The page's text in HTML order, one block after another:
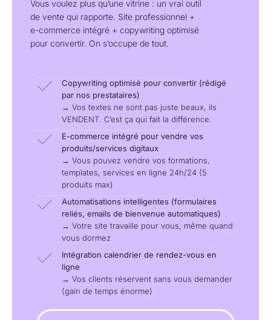
Vous voulez plus qu’une vitrine : un vrai outil
de vente qui rapporte. Site professionnel +
e-commerce intégré + copywriting optimisé
pour convertir. On s’occupe de tout.
Copywriting optimisé pour convertir (rédigé
par nos prestataires)
→ Vos textes ne sont pas juste beaux, ils
VENDENT. C’est ça qui fait la différence.
E-commerce intégré pour vendre vos
produits/services digitaux
→ Vous pouvez vendre vos formations,
templates, services en ligne 24h/24 (5
produits max)
Automatisations intelligentes (formulaires
reliés, emails de bienvenue automatiques)
→ Votre site travaille pour vous, même quand
vous dormez
Intégration calendrier de rendez-vous en
ligne
→ Vos clients réservent sans vous demander
(gain de temps énorme)